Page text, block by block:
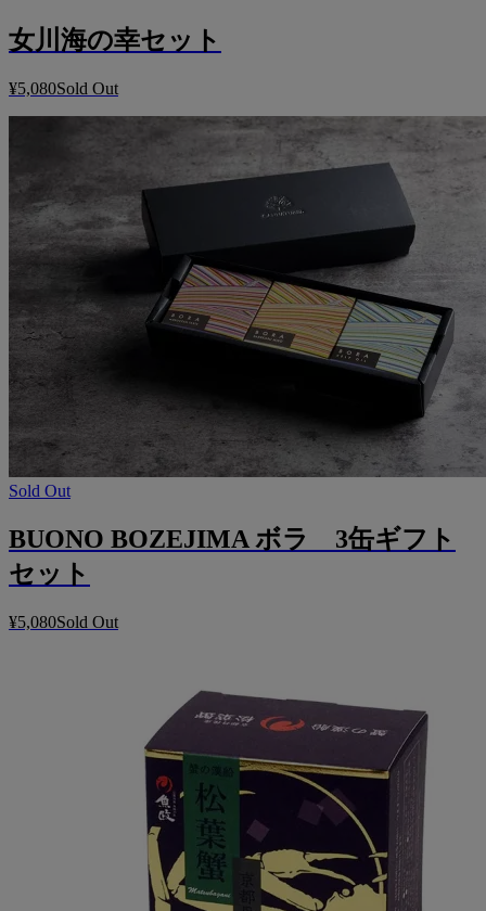
女川海の幸セット
¥5,080Sold Out
Sold Out
BUONO BOZEJIMA ボラ 3缶ギフト
セット
¥5,080Sold Out